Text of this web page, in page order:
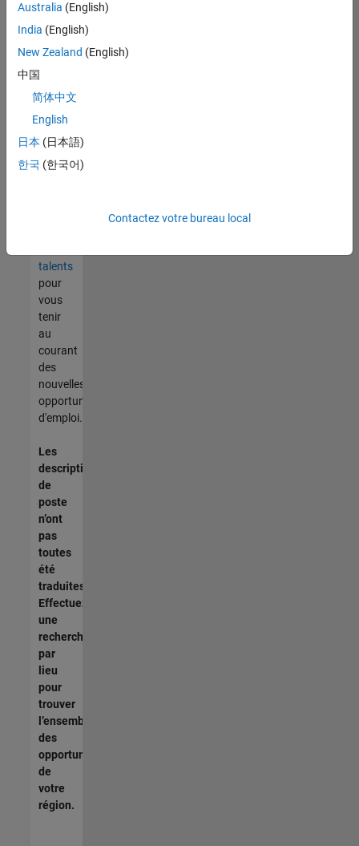
malgré
tout
vous
trouvez
pas
d'offre
corresponde
à vos
talents
pour
vous
tenir
au
courant
des
nouvelles
opportunités
d'emploi.
Les
descriptions
de
poste
n’ont
pas
toutes
été
traduites.
Effectuez
une
recherche
par
lieu
pour
trouver
l’ensemble
des
opportunités
de
votre
région.
Australia (English)
India (English)
New Zealand (English)
中国
简体中文
English
日本 (日本語)
한국 (한국어)
Contactez votre bureau local